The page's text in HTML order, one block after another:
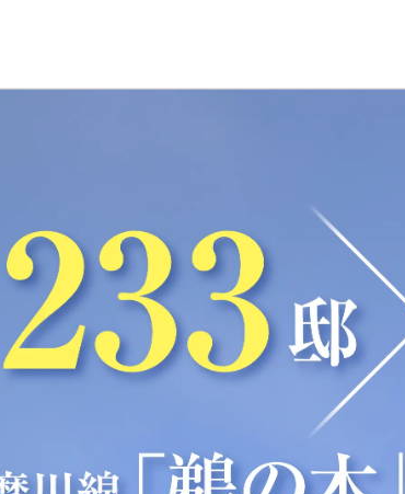
ション｜すみふ下丸子｜住友不動産